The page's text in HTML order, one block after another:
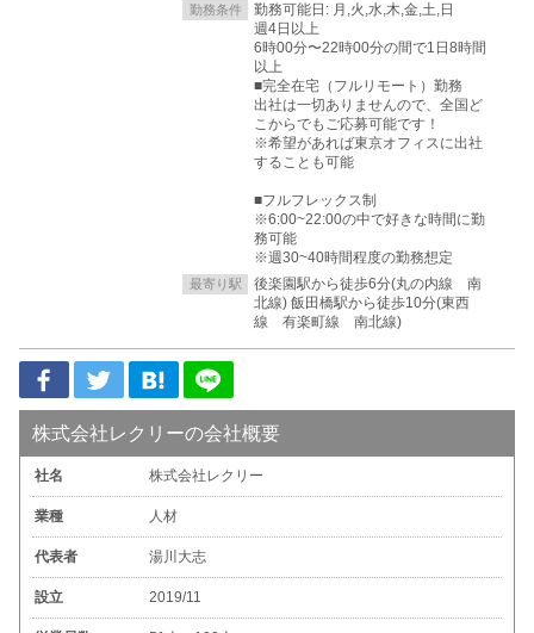
勤務条件
勤務可能日: 月,火,水,木,金,土,日
週4日以上
6時00分〜22時00分の間で1日8時間
以上
■完全在宅（フルリモート）勤務
出社は一切ありませんので、全国ど
こからでもご応募可能です！
※希望があれば東京オフィスに出社
することも可能
■フルフレックス制
※6:00~22:00の中で好きな時間に勤
務可能
※週30~40時間程度の勤務想定
最寄り駅
後楽園駅から徒歩6分(丸の内線 南
北線) 飯田橋駅から徒歩10分(東西
線 有楽町線 南北線)
株式会社レクリーの会社概要
社名 株式会社レクリー
業種 人材
代表者 湯川大志
設立 2019/11